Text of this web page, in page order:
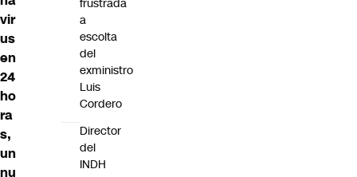
vir
us
en
24
ho
ra
s,
un
nu
frustrada
a
escolta
del
exministro
Luis
Cordero
Director
del
INDH